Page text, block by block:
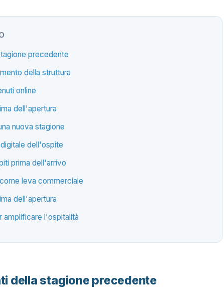
precedente
della struttura
online
dell'apertura
nuova stagione
dell'ospite
prima dell'arrivo
leva commerciale
dell'apertura
amplificare l'ospitalità
della stagione precedente